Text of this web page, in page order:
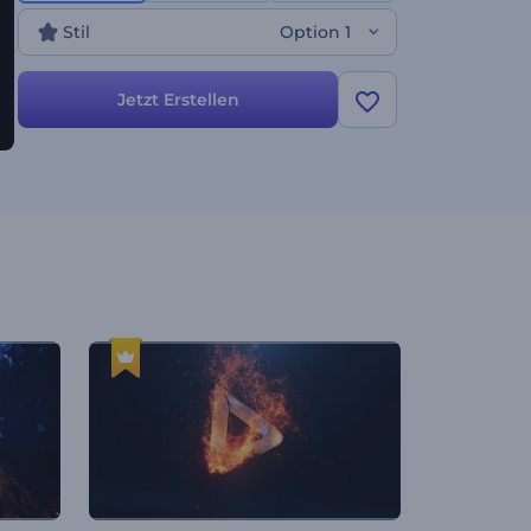
Veranstaltungen und vieles mehr. Erstellen Sie jetzt
und setzen Sie Ihre Videos noch heute in Brand!
Stil Option 1
Jetzt Erstellen